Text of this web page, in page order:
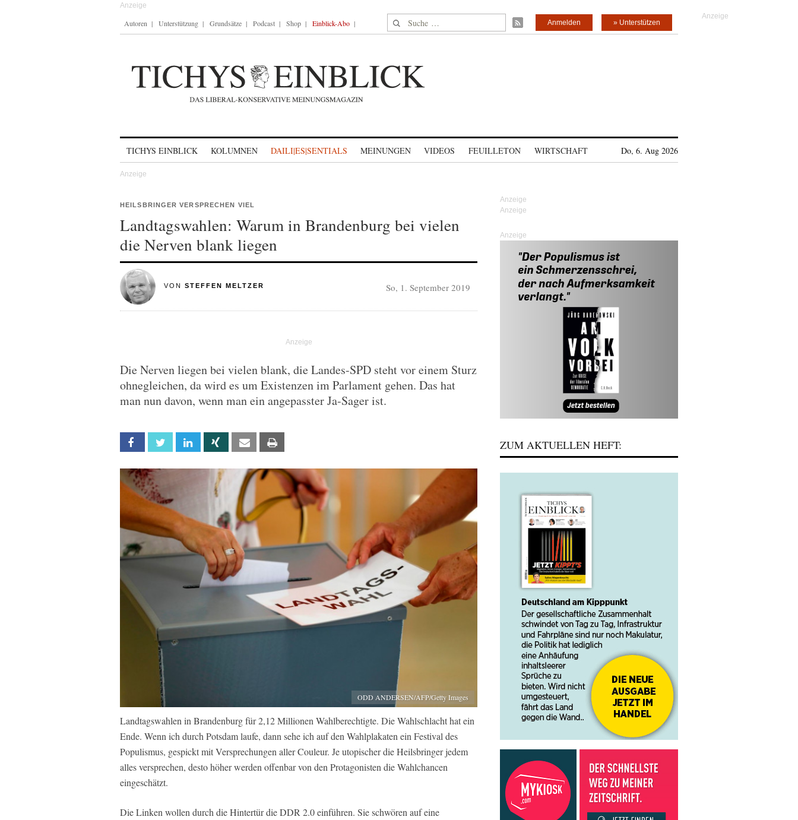
Autoren Unterstützung Grundsätze Podcast Shop Einblick-Abo Suche nach: » Unterstützen
Anmelden
TICHYS EINBLICK KOLUMNEN DAILI|ES|SENTIALS MEINUNGEN VIDEOS FEUILLETON WIRTSCHAFT Do, 6. Aug 2026
HEILSBRINGER VERSPRECHEN VIEL
Landtagswahlen: Warum in Brandenburg bei vielen
die Nerven blank liegen
VON STEFFEN MELTZER So, 1. September 2019
Die Nerven liegen bei vielen blank, die Landes-SPD steht vor einem Sturz
ohnegleichen, da wird es um Existenzen im Parlament gehen. Das hat
man nun davon, wenn man ein angepasster Ja-Sager ist.
Facebook Twitter Linkedin Xing Email
ODD ANDERSEN/AFP/Getty Images
Landtagswahlen in Brandenburg für 2,12 Millionen Wahlberechtigte. Die Wahlschlacht hat ein
Ende. Wenn ich durch Potsdam laufe, dann sehe ich auf den Wahlplakaten ein Festival des
Populismus, gespickt mit Versprechungen aller Couleur. Je utopischer die Heilsbringer jedem
alles versprechen, desto höher werden offenbar von den Protagonisten die Wahlchancen
eingeschätzt.
Die Linken wollen durch die Hintertür die DDR 2.0 einführen. Sie schwören auf eine
Anzeige
ZUM AKTUELLEN HEFT: